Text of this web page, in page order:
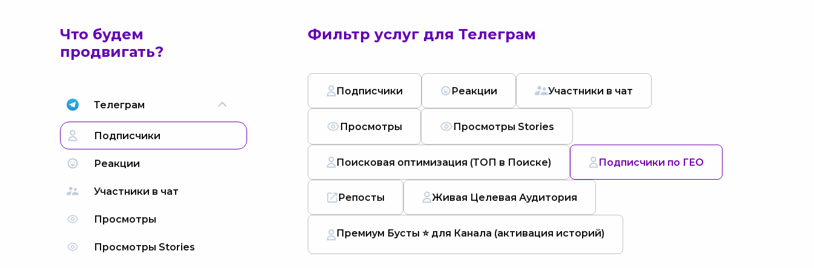
Что будем
продвигать?
Телеграм
Подписчики
Реакции
Участники в чат
Просмотры
Просмотры Stories
Фильтр услуг для Телеграм
Подписчики Реакции Участники в чат
Просмотры Просмотры Stories
Поисковая оптимизация (ТОП в Поиске) Подписчики по ГЕО
Репосты Живая Целевая Аудитория
Премиум Бусты ⭐️ для Канала (активация историй)